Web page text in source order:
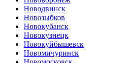
Новодвинск
Новозыбков
Новокубанск
Новокузнецк
Новокуйбышевск
Новомичуринск